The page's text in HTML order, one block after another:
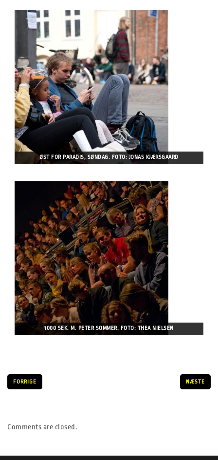
ØST FOR PARADIS, SØNDAG. FOTO: JONAS KJÆRSGAARD
1000 SEK. M. PETER SOMMER. FOTO: THEA NIELSEN
FORRIGE NÆSTE
Comments are closed.